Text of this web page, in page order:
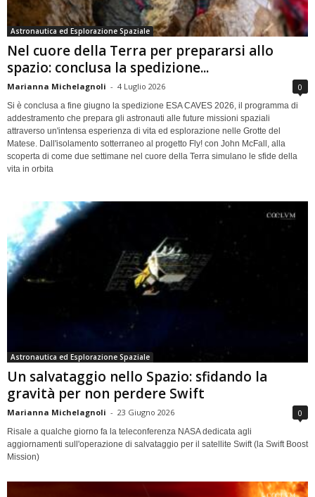
Astronautica ed Esplorazione Spaziale
Nel cuore della Terra per prepararsi allo
spazio: conclusa la spedizione...
Marianna Michelagnoli - 4 Luglio 2026 0
Si è conclusa a fine giugno la spedizione ESA CAVES 2026, il programma di
addestramento che prepara gli astronauti alle future missioni spaziali
attraverso un'intensa esperienza di vita ed esplorazione nelle Grotte del
Matese. Dall'isolamento sotterraneo al progetto Fly! con John McFall, alla
scoperta di come due settimane nel cuore della Terra simulano le sfide della
vita in orbita
Astronautica ed Esplorazione Spaziale
Un salvataggio nello Spazio: sfidando la
gravità per non perdere Swift
Marianna Michelagnoli - 23 Giugno 2026 0
Risale a qualche giorno fa la teleconferenza NASA dedicata agli
aggiornamenti sull'operazione di salvataggio per il satellite Swift (la Swift Boost
Mission)